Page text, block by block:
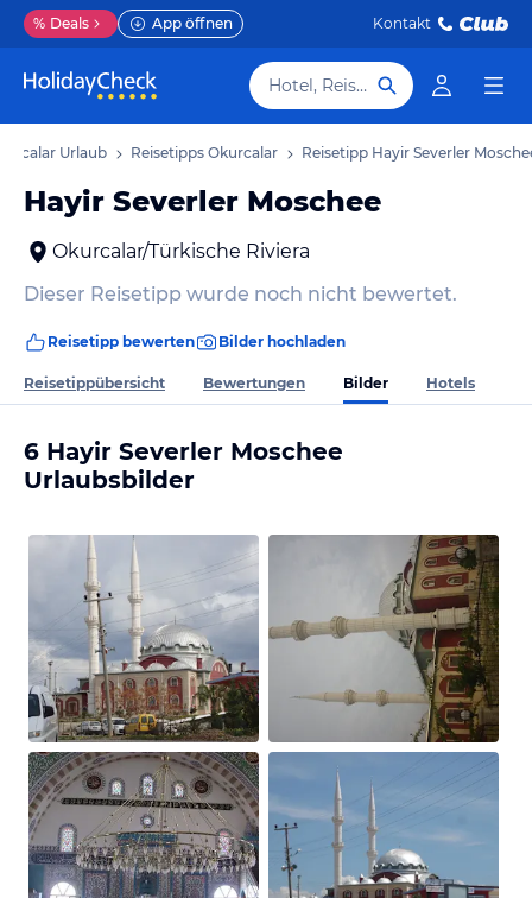
% Deals App öffnen Kontakt
Hotel, Reiseziel
Urlaub Reisetipps Okurcalar Reisetipp Hayir Severler
Hayir Severler Moschee
Okurcalar/Türkische Riviera
Dieser Reisetipp wurde noch nicht bewertet.
Reisetipp bewerten Bilder hochladen
Reisetippübersicht Bewertungen Bilder Hotels
6 Hayir Severler Moschee
Urlaubsbilder